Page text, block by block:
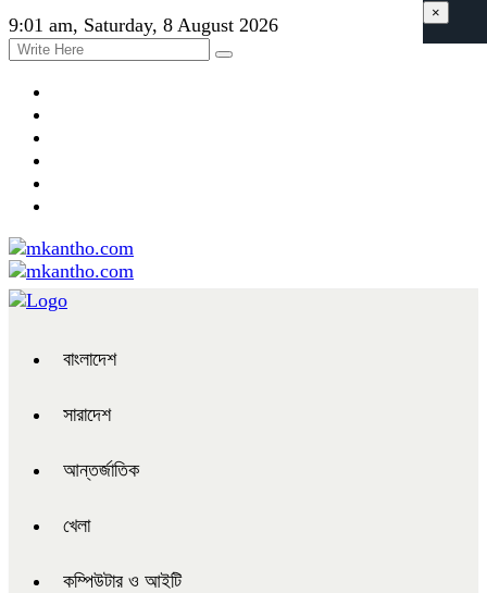
9:01 am, Saturday, 8 August 2026
বাংলাদেশ
সারাদেশ
আন্তর্জাতিক
খেলা
কম্পিউটার ও আইটি
×